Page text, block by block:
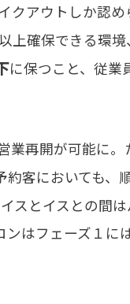
クアウトしか認
以上確保できる環
に保つこと、従業
再開が可能に。
客においても、
スとイスとの間
はフェーズ１に